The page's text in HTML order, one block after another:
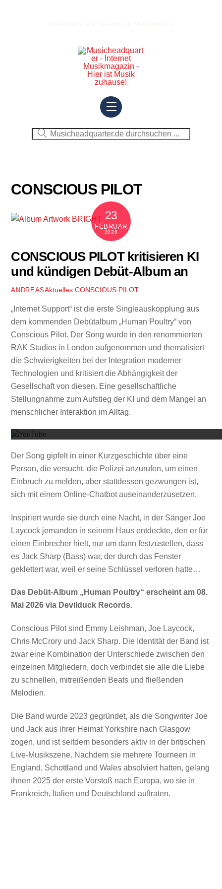
Menu
CONSCIOUS PILOT
23
FEBRUAR
2026
CONSCIOUS PILOT kritisieren KI
und kündigen Debüt-Album an
ANDREASAktuelles CONSCIOUS PILOT
„Internet Support“ ist die erste Singleauskopplung aus
dem kommenden Debütalbum „Human Poultry“ von
Conscious Pilot. Der Song wurde in den renommierten
RAK Studios in London aufgenommen und thematisiert
die Schwierigkeiten bei der Integration moderner
Technologien und kritisiert die Abhängigkeit der
Gesellschaft von diesen. Eine gesellschaftliche
Stellungnahme zum Aufstieg der KI und dem Mangel an
menschlicher Interaktion im Alltag.
Mit
Der Song gipfelt in einer Kurzgeschichte über eine
Person, die versucht, die Polizei anzurufen, um einen
Einbruch zu melden, aber stattdessen gezwungen ist,
sich mit einem Online-Chatbot auseinanderzusetzen.
Inspiriert wurde sie durch eine Nacht, in der Sänger Joe
Laycock jemanden in seinem Haus entdeckte, den er für
einen Einbrecher hielt, nur um dann festzustellen, dass
es Jack Sharp (Bass) war, der durch das Fenster
geklettert war, weil er seine Schlüssel verloren hatte…
Das Debüt-Album „Human Poultry“ erscheint am 08.
Mai 2026 via Devilduck Records.
Conscious Pilot sind Emmy Leishman, Joe Laycock,
Chris McCrory und Jack Sharp. Die Identität der Band ist
zwar eine Kombination der Unterschiede zwischen den
einzelnen Mitgliedern, doch verbindet sie alle die Liebe
zu schnellen, mitreißenden Beats und fließenden
Melodien.
Die Band wurde 2023 gegründet, als die Songwriter Joe
und Jack aus ihrer Heimat Yorkshire nach Glasgow
zogen, und ist seitdem besonders aktiv in der britischen
Live-Musikszene. Nachdem sie mehrere Tourneen in
England, Schottland und Wales absolviert hatten, gelang
ihnen 2025 der erste Vorstoß nach Europa, wo sie in
Frankreich, Italien und Deutschland auftraten.